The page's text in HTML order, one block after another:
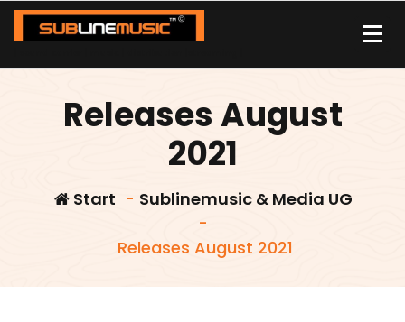
Zum
Inhalt
Releases August
2021
Start - Sublinemusic & Media UG
-
Releases August 2021